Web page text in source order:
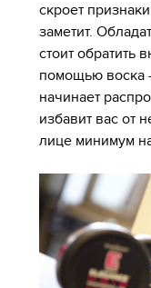
скроет
заметит.
стоит обратить
помощью воска
начинает
избавит вас от
лице минимум